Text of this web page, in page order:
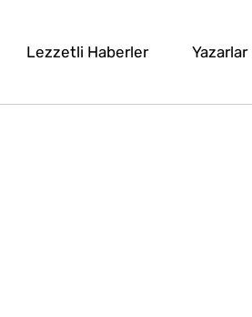
Lezzetli Haberler Yazarlar